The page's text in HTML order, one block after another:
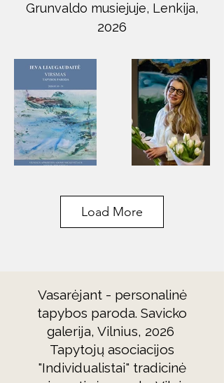
Grunvaldo musiejuje, Lenkija,
2026
Load More
Vasarėjant - personalinė
tapybos paroda. Savicko
galerija, Vilnius, 2026
Tapytojų asociacijos
"Individualistai" tradicinė